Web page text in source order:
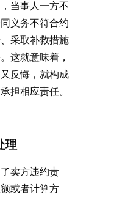
当事人一方不
义务不符合约
采取补救措施
这就意味着，
反悔，就构成
担相应责任。
理
卖方违约责
或者计算方